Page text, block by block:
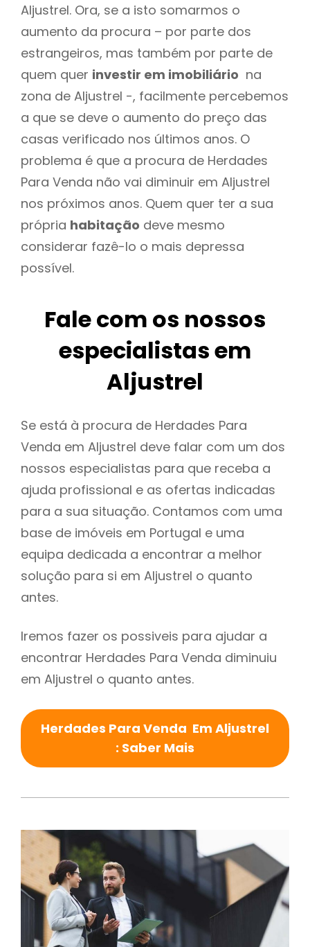
Aljustrel. Ora, se a isto somarmos o
aumento da procura – por parte dos
estrangeiros, mas também por parte de
quem quer investir em imobiliário na
zona de Aljustrel -, facilmente percebemos
a que se deve o aumento do preço das
casas verificado nos últimos anos. O
problema é que a procura de Herdades
Para Venda não vai diminuir em Aljustrel
nos próximos anos. Quem quer ter a sua
própria habitação deve mesmo
considerar fazê-lo o mais depressa
possível.
Fale com os nossos
especialistas em
Aljustrel
Se está à procura de Herdades Para
Venda em Aljustrel deve falar com um dos
nossos especialistas para que receba a
ajuda profissional e as ofertas indicadas
para a sua situação. Contamos com uma
base de imóveis em Portugal e uma
equipa dedicada a encontrar a melhor
solução para si em Aljustrel o quanto
antes.
Iremos fazer os possiveis para ajudar a
encontrar Herdades Para Venda diminuiu
em Aljustrel o quanto antes.
Herdades Para Venda Em Aljustrel
: Saber Mais